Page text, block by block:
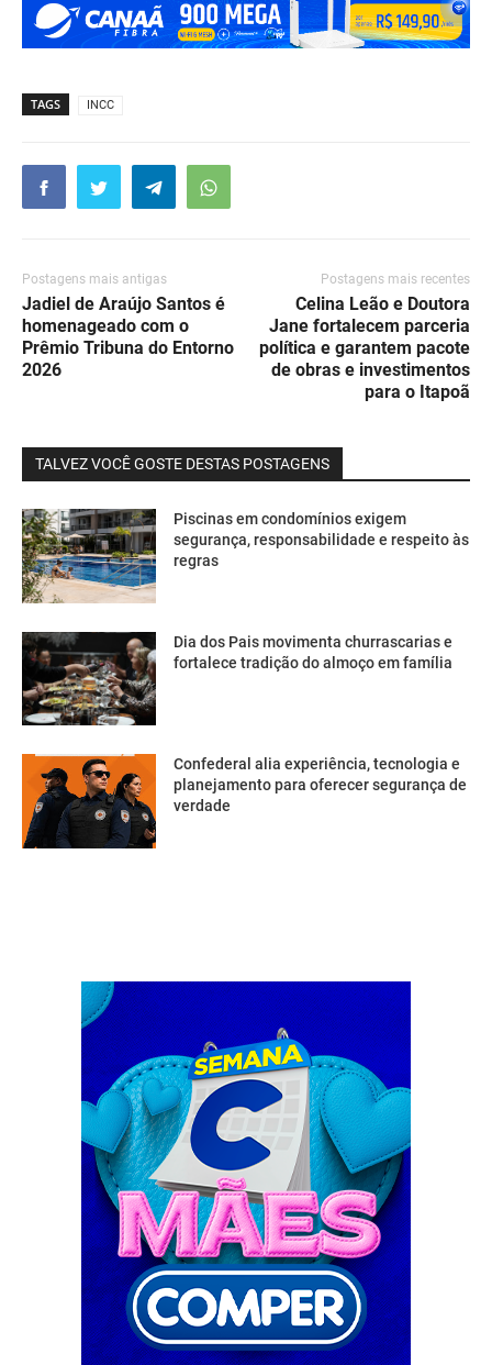
TAGS INCC
Postagens mais antigas
Jadiel de Araújo Santos é
homenageado com o
Prêmio Tribuna do Entorno
2026
Postagens mais recentes
Celina Leão e Doutora
Jane fortalecem parceria
política e garantem pacote
de obras e investimentos
para o Itapoã
TALVEZ VOCÊ GOSTE DESTAS POSTAGENS
Piscinas em condomínios exigem
segurança, responsabilidade e respeito às
regras
Dia dos Pais movimenta churrascarias e
fortalece tradição do almoço em família
Confederal alia experiência, tecnologia e
planejamento para oferecer segurança de
verdade